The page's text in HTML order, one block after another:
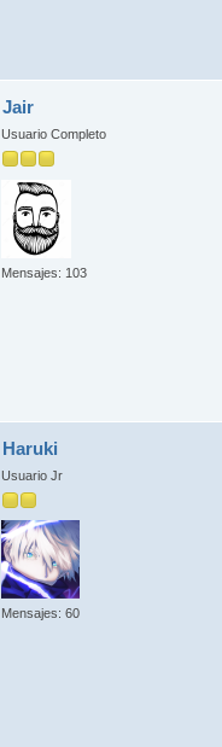
Jair
Usuario Completo
Mensajes: 103
Haruki
Usuario Jr
Mensajes: 60